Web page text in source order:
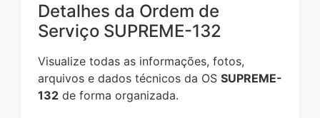
Detalhes da Ordem de
Serviço SUPREME-132
Visualize todas as informações, fotos,
arquivos e dados técnicos da OS SUPREME-
132 de forma organizada.